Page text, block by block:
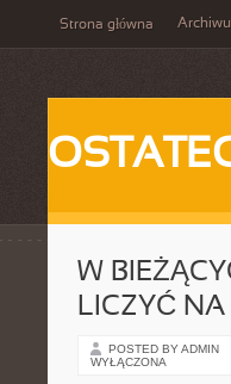
Strona główna
W
LICZYĆ
POSTED BY ADMIN
WYŁĄCZONA